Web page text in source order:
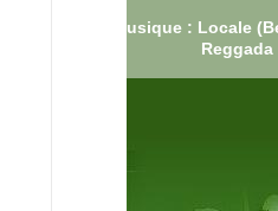
Musique : Locale
Reggada